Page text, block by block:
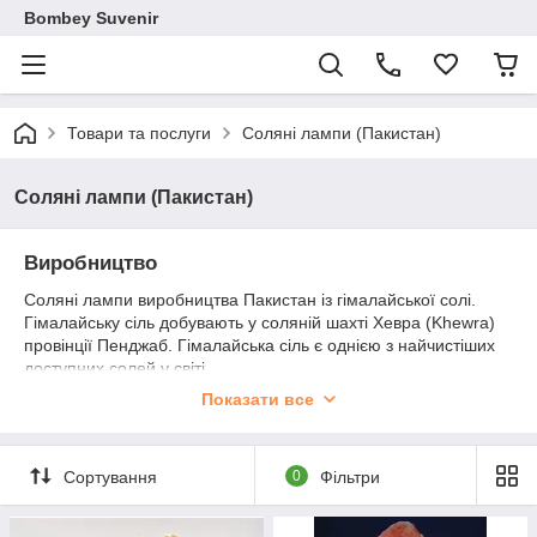
Bombey Suvenir
Товари та послуги Соляні лампи (Пакистан)
Соляні лампи (Пакистан)
Виробництво
Соляні лампи виробництва Пакистан із гімалайської солі.
Гімалайську сіль добувають у соляній шахті Хевра (Khewra)
провінції Пенджаб. Гімалайська сіль є однією з найчистіших
доступних солей у світі.
Гімалайська соляна лампа є не тільки гарним і екзотичним
допомагає в профілактиці та лікуванні багатьох захворювань.
Тому Хевра — не просто друга на планеті за величиною
соляна шахта, а й туристична пам'ятність Пакистану, яку
щорічно відвідують приблизно 40 000 туристів.
Показати все
Сортування 0 Фільтри